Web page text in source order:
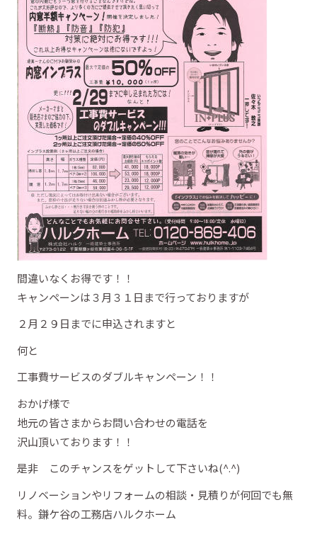
間違いなくお得です！！
キャンペーンは３月３１日まで行っておりますが
２月２９日までに申込されますと
何と
工事費サービスのダブルキャンペーン！！
おかげ様で
地元の皆さまからお問い合わせの電話を
沢山頂いております！！
是非 このチャンスをゲットして下さいね(^.^)
リノベーションやリフォームの相談・見積りが何回でも無
料。鎌ケ谷の工務店ハルクホーム